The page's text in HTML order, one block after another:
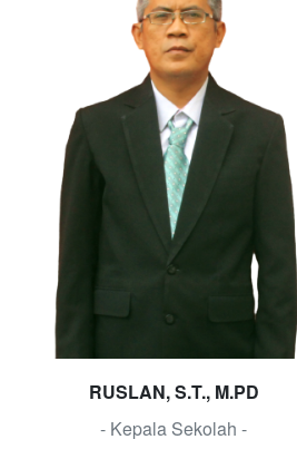
RUSLAN, S.T., M.PD
- Kepala Sekolah -